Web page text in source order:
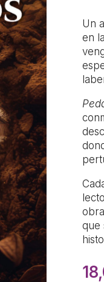
Un
en
que